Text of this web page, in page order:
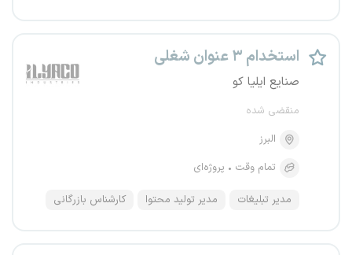
استخدام ۳ عنوان شغلی
صنایع ایلیا کو
منقضی شده
البرز
تمام وقت
پروژه‌ای
مدیر تبلیغات مدیر تولید محتوا کارشناس بازرگانی